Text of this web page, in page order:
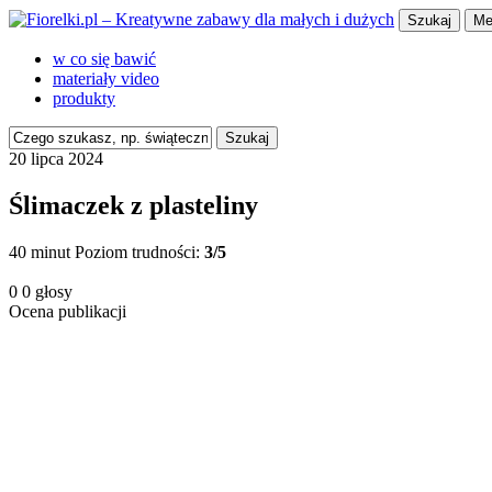
Szukaj
w co się bawić
materiały video
produkty
Szukaj
20 lipca 2024
Ślimaczek z plasteliny
40 minut Poziom trudności: 3/5
0 0 głosy
Ocena publikacji